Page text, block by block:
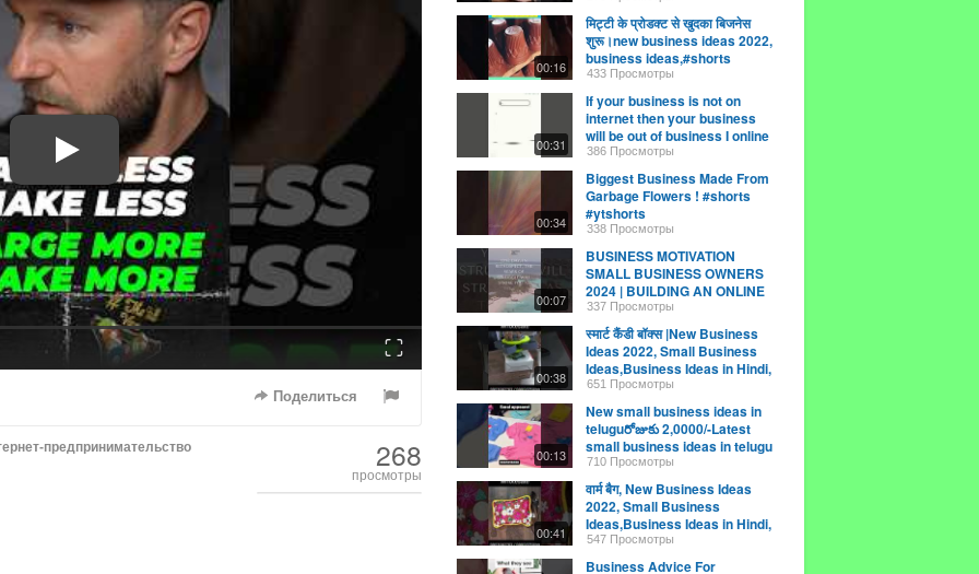
Fullscreen
Поделиться
предпринимательство 268
просмотры
00:16
मिट्टी के प्रोडक्ट से खुदका बिजनेस
शुरू।new business ideas 2022,
business ideas,#shorts
#business
433 Просмотры
00:31
If your business is not on
internet then your business
will be out of business I online
business tip
386 Просмотры
00:34
Biggest Business Made From
Garbage Flowers ! #shorts
#ytshorts
338 Просмотры
00:07
BUSINESS MOTIVATION
SMALL BUSINESS OWNERS
2024 | BUILDING AN ONLINE
BUSINESS 2024
#socialmediacoach
337 Просмотры
00:38
स्मार्ट कैंडी बॉक्स |New Business
Ideas 2022, Small Business
Ideas,Business Ideas in Hindi,
#shorts
651 Просмотры
00:13
New small business ideas in
teluguరోజుకు 2,0000/-Latest
small business ideas in telugu
business idea
710 Просмотры
00:41
वार्म बैग, New Business Ideas
2022, Small Business
Ideas,Business Ideas in Hindi,
#shorts
547 Просмотры
Business Advice For